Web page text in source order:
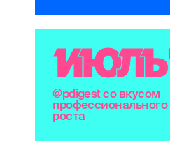
ИЮЛЬ'
@pdigest со вкусом
профессионального
роста